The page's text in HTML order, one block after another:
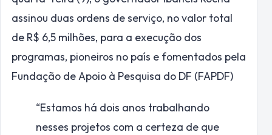
assinou duas ordens de serviço, no valor total
de R$ 6,5 milhões, para a execução dos
programas, pioneiros no país e fomentados pela
Fundação de Apoio à Pesquisa do DF (FAPDF)
“Estamos há dois anos trabalhando
nesses projetos com a certeza de que